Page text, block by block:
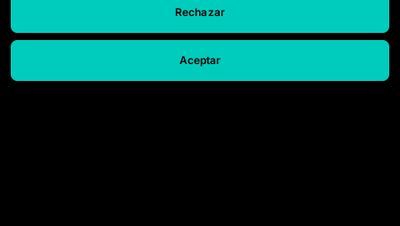
Rechazar
Aceptar